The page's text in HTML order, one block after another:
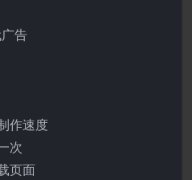
告
作速度
次
页面